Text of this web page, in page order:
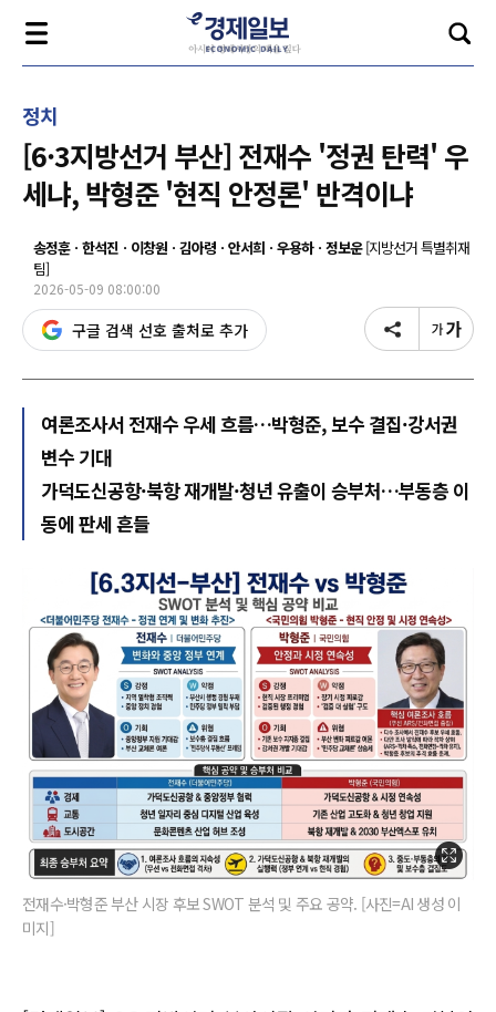
정치
[6·3지방선거 부산] 전재수 '정권 탄력' 우
세냐, 박형준 '현직 안정론' 반격이냐
송정훈ㆍ한석진ㆍ이창원ㆍ김아령ㆍ안서희ㆍ우용하ㆍ정보운[지방선거 특별취재
팀]
2026-05-09 08:00:00
구글 검색 선호 출처로 추가
여론조사서 전재수 우세 흐름…박형준, 보수 결집·강서권
변수 기대
가덕도신공항·북항 재개발·청년 유출이 승부처…부동층 이
동에 판세 흔들
전재수·박형준 부산 시장 후보 SWOT 분석 및 주요 공약. [사진=AI 생성 이
미지]